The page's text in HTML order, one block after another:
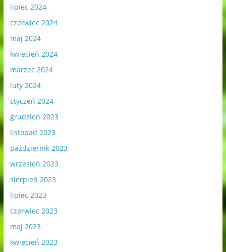
lipiec 2024
czerwiec 2024
maj 2024
kwiecień 2024
marzec 2024
luty 2024
styczeń 2024
grudzień 2023
listopad 2023
październik 2023
wrzesień 2023
sierpień 2023
lipiec 2023
czerwiec 2023
maj 2023
kwiecień 2023